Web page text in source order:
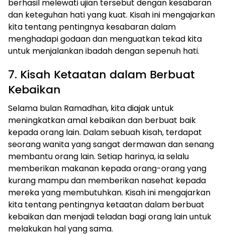
berhasil melewati ujian tersebut dengan kesabaran
dan keteguhan hati yang kuat. Kisah ini mengajarkan
kita tentang pentingnya kesabaran dalam
menghadapi godaan dan menguatkan tekad kita
untuk menjalankan ibadah dengan sepenuh hati.
7. Kisah Ketaatan dalam Berbuat
Kebaikan
Selama bulan Ramadhan, kita diajak untuk
meningkatkan amal kebaikan dan berbuat baik
kepada orang lain. Dalam sebuah kisah, terdapat
seorang wanita yang sangat dermawan dan senang
membantu orang lain. Setiap harinya, ia selalu
memberikan makanan kepada orang-orang yang
kurang mampu dan memberikan nasehat kepada
mereka yang membutuhkan. Kisah ini mengajarkan
kita tentang pentingnya ketaatan dalam berbuat
kebaikan dan menjadi teladan bagi orang lain untuk
melakukan hal yang sama.